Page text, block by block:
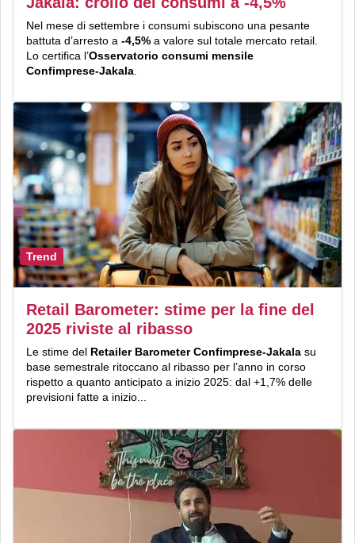
Nel mese di settembre i consumi subiscono una pesante
battuta d’arresto a -4,5% a valore sul totale mercato retail.
Lo certifica l’Osservatorio consumi mensile
Confimprese-Jakala
Trend
Retail Barometer: stime per la fine del
2025 riviste al ribasso
Le stime del Retailer Barometer Confimprese-Jakala su
base semestrale ritoccano al ribasso per l’anno in corso
rispetto a quanto anticipato a inizio 2025: dal +1,7% delle
previsioni fatte a inizio...